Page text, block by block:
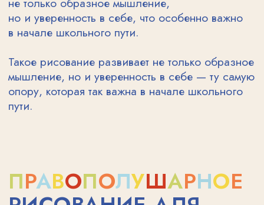
Свободное выражение мыслей
Умение следовать инструкции
и самоконтроль — дети учатся
слушать, не перебивать,
но без давления.
обсуждение работ помогает
формировать связную речь.